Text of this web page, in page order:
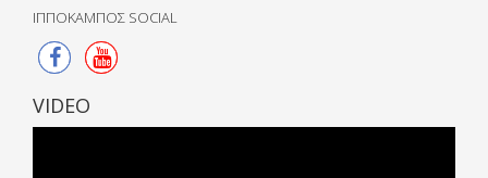
ΙΠΠΟΚΑΜΠΟΣ SOCIAL
VIDEO